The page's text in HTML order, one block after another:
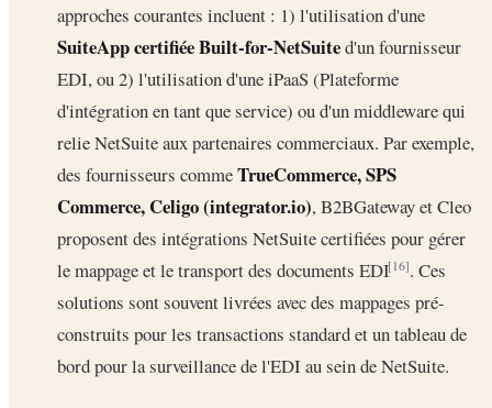
approches courantes incluent : 1) l'utilisation d'une
SuiteApp certifiée Built-for-NetSuited'un fournisseur
EDI, ou 2) l'utilisation d'une iPaaS (Plateforme
d'intégration en tant que service) ou d'un middleware qui
relie NetSuite aux partenaires commerciaux. Par exemple,
des fournisseurs commeTrueCommerce, SPS
Commerce, Celigo (integrator.io), B2BGateway et Cleo
proposent des intégrations NetSuite certifiées pour gérer
le mappage et le transport des documents EDI[16]. Ces
solutions sont souvent livrées avec des mappages pré-
construits pour les transactions standard et un tableau de
bord pour la surveillance de l'EDI au sein de NetSuite.